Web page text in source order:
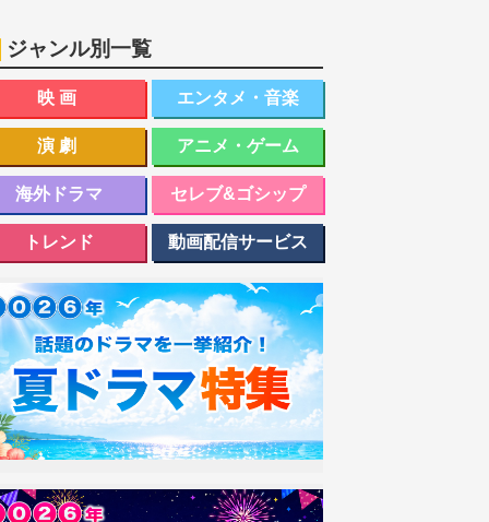
ジャンル別一覧
映画 エンタメ・音楽
演劇 アニメ・ゲーム
海外ドラマ セレブ&ゴシップ
トレンド 動画配信サービス